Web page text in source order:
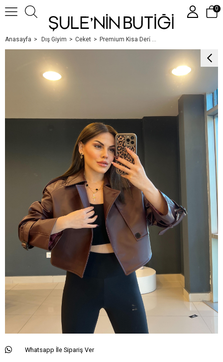
Üye Girişi
0
Anasayfa Dış Giyim Ceket Premium Kisa Deri̇ Ceket Bordo
Whatsapp İle Sipariş Ver